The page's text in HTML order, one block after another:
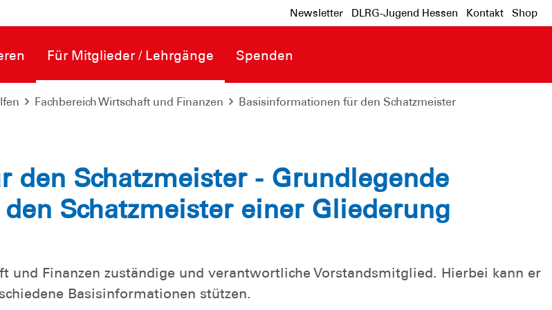
Newsletter DLRG-Jugend Hessen Kontakt Shop
Für Mitglieder / Lehrgänge Spenden
Fachbereich Wirtschaft und Finanzen Basisinformationen für den Schatzmeister
den Schatzmeister - Grundlegende
Schatzmeister einer Gliederung
und Finanzen zuständige und verantwortliche Vorstandsmitglied. Hierbei kann er
Basisinformationen stützen.